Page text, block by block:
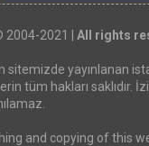
2004-2021 | All rights
sitemizde yayınlanan
tüm hakları saklıdır.
and copying of this